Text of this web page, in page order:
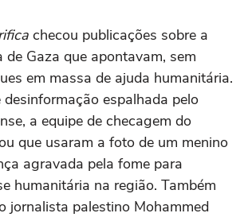
checou publicações sobre a
de Gaza que apontavam, sem
em massa de ajuda humanitária.
desinformação espalhada pelo
a equipe de checagem do
que usaram a foto de um menino
agravada pela fome para
humanitária na região. Também
jornalista palestino Mohammed